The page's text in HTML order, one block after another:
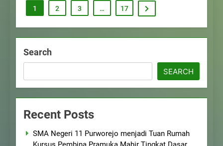
1 2 3 … 17
Search
SEARCH
Recent Posts
SMA Negeri 11 Purworejo menjadi Tuan Rumah